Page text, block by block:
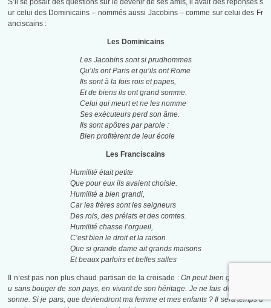
S’il se posait des questions sur le devenir de ses amis, il avait des réponses s
ur celui des Dominicains – nommés aussi Jacobins – comme sur celui des Fr
anciscains :
Les Dominicains
Les Jacobins sont si prudhommes
Qu’ils ont Paris et qu’ils ont Rome
Ils sont à la fois rois et papes,
Et de biens ils ont grand somme.
Celui qui meurt et ne les nomme
Ses exécuteurs perd son âme.
Ils sont apôtres par parole :
Bien profitèrent de leur école
Les Franciscains
Humilité était petite
Que pour eux ils avaient choisie.
Humilité a bien grandi,
Car les frères sont les seigneurs
Des rois, des prélats et des comtes.
Humilité chasse l’orgueil,
C’est bien le droit et la raison
Que si grande dame ait grands maisons
Et beaux parloirs et belles salles
Il n’est pas non plus chaud partisan de la croisade :On peut bien gagner Die
u sans bouger de son pays, en vivant de son héritage. Je ne fais de tort à per
sonne. Si je pars, que deviendront ma femme et mes enfants ? Il sera temps d